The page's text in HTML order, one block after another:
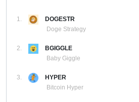
1.
DOGESTR
Doge Strategy
2.
BGIGGLE
Baby Giggle
3.
HYPER
Bitcoin Hyper